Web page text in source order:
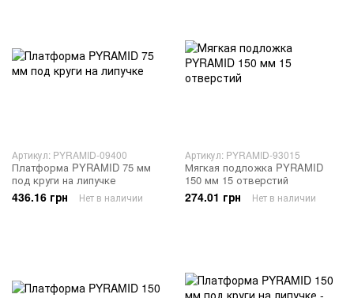
Артикул: PYRAMID-09400
Платформа PYRAMID 75 мм
под круги на липучке
436.16 грн Нет в наличии
Артикул: PYRAMID-93015
Мягкая подложка PYRAMID
150 мм 15 отверстий
274.01 грн Нет в наличии